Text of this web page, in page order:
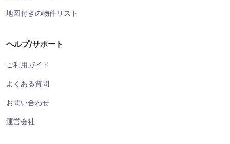
地図付きの物件リスト
ヘルプ/サポート
ご利用ガイド
よくある質問
お問い合わせ
運営会社